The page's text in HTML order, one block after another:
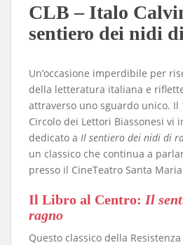
CLB – Italo
sentiero dei nidi
Un’occasione imperdibile per
della letteratura italiana e
attraverso uno sguardo unico. Il
Circolo dei Lettori Biassonesi vi
dedicato a Il sentiero dei nidi di
un classico che continua a
presso il CineTeatro Santa
​Il Libro al Centro: Il
ragno
​Questo classico della